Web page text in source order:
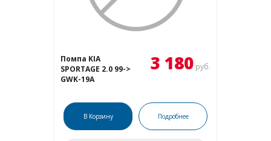
Помпа KIA
SPORTAGE 2.0 99->
GWK-19A
3 180 руб.
В Корзину Подробнее